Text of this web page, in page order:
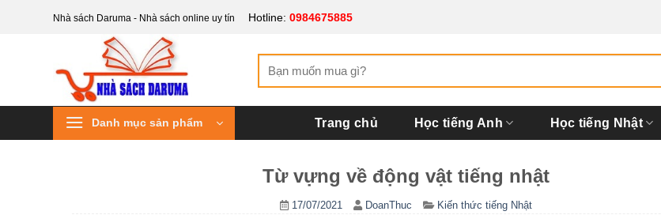
Nhà sách Daruma - Nhà sách online uy tín Hotline: 0984675885
kiếm:
Danh mục sản phẩm Trang chủ Học tiếng Anh Học tiếng Nhật
Từ vựng về động vật tiếng nhật
17/07/2021 DoanThuc Kiến thức tiếng Nhật